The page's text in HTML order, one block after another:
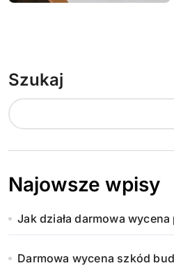
Szukaj
Najowsze wpisy
Jak działa darmowa
Darmowa wycena szkód